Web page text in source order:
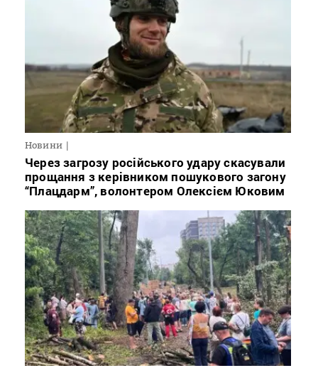
Новини
Через загрозу російського удару скасували
прощання з керівником пошукового загону
“Плацдарм”, волонтером Олексієм Юковим